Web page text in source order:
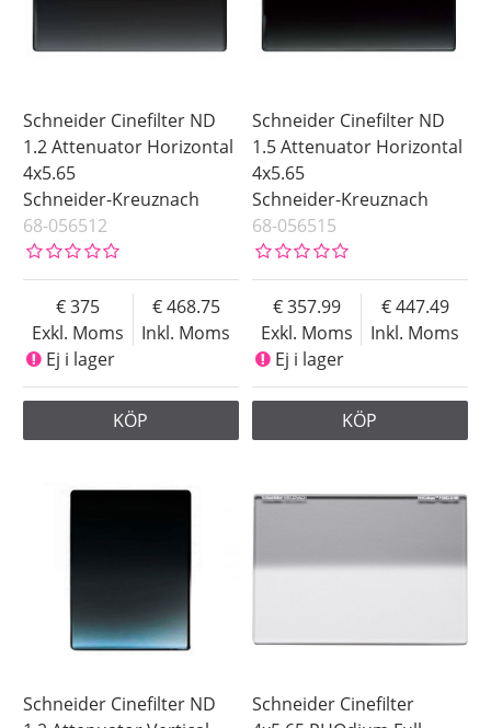
Schneider Cinefilter ND
1.2 Attenuator Horizontal
4x5.65
Schneider-Kreuznach
68-056512
Exkl. Moms
375
Inkl. Moms
468.75
Ej i lager
KÖP
Schneider Cinefilter ND
1.5 Attenuator Horizontal
4x5.65
Schneider-Kreuznach
68-056515
Exkl. Moms
357.99
Inkl. Moms
447.49
Ej i lager
KÖP
Schneider Cinefilter ND
Schneider Cinefilter